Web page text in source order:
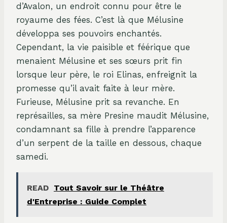
d’Avalon, un endroit connu pour être le
royaume des fées. C’est là que Mélusine
développa ses pouvoirs enchantés.
Cependant, la vie paisible et féérique que
menaient Mélusine et ses sœurs prit fin
lorsque leur père, le roi Elinas, enfreignit la
promesse qu’il avait faite à leur mère.
Furieuse, Mélusine prit sa revanche. En
représailles, sa mère Presine maudit Mélusine,
condamnant sa fille à prendre l’apparence
d’un serpent de la taille en dessous, chaque
samedi.
READ Tout Savoir sur le Théâtre
d'Entreprise : Guide Complet